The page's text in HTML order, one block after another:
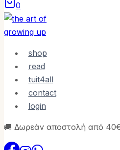
0
shop
read
tuit4all
contact
login
🚚 Δωρεάν αποστολή από